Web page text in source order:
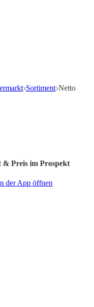
Sortiment Netto
Preis im Prospekt
der App öffnen